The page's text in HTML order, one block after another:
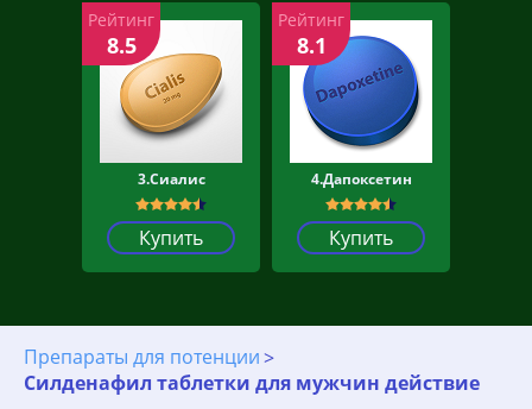
3.Сиалис
Купить
Рейтинг
8.5
4.Дапоксетин
Купить
Рейтинг
8.1
Препараты для потенции
Силденафил таблетки для мужчин действие